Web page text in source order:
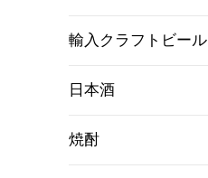
輸入クラフトビール
日本酒
焼酎